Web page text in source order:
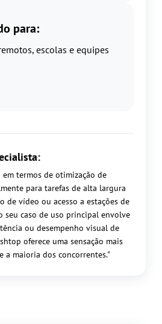
para:
escolas e equipes
em termos de otimização de
para tarefas de alta largura
de vídeo ou acesso a estações de
seu caso de uso principal envolve
ou desempenho visual de
oferece uma sensação mais
a maioria dos concorrentes."